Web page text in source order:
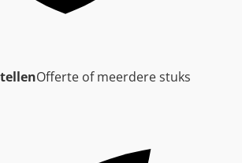
Offerte of meerdere stuks